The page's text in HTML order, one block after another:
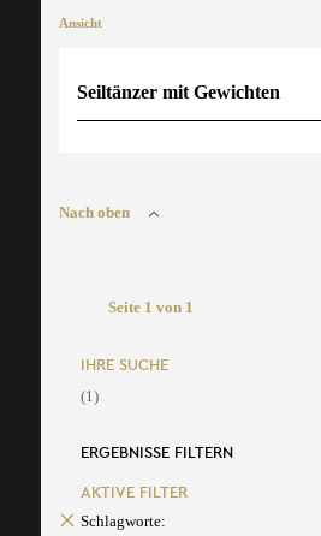
Ansicht
Seiltänzer mit Gewichten
Nach oben
Seite 1 von 1
IHRE SUCHE
(1)
ERGEBNISSE FILTERN
AKTIVE FILTER
Schlagworte: